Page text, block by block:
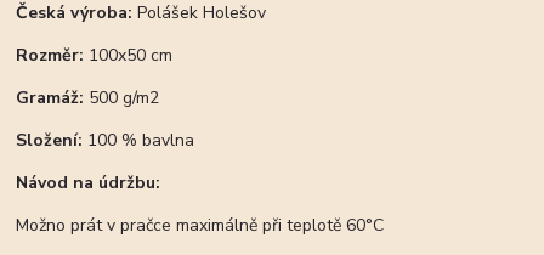
Česká výroba:Polášek Holešov
Rozměr: 100x50 cm
Gramáž: 500 g/m2
Složení: 100 % bavlna
Návod na údržbu:
Možno prát v pračce maximálně při teplotě 60°C